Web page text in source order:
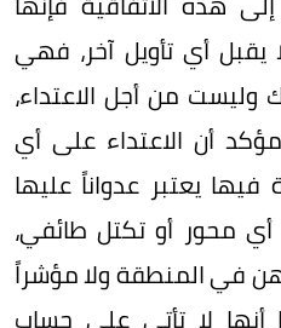
أي تأويل آخر، فهي
وليست من أجل الاعتداء،
أن الاعتداء على أي
يعتبر عدواناً عليها
أي محور أو تكتل طائفي،
في المنطقة ولا مؤشراً